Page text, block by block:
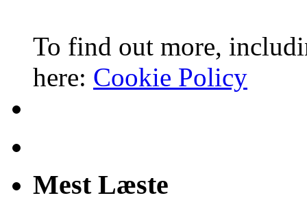
To find out more,
here: Cookie Policy
Mest Læste